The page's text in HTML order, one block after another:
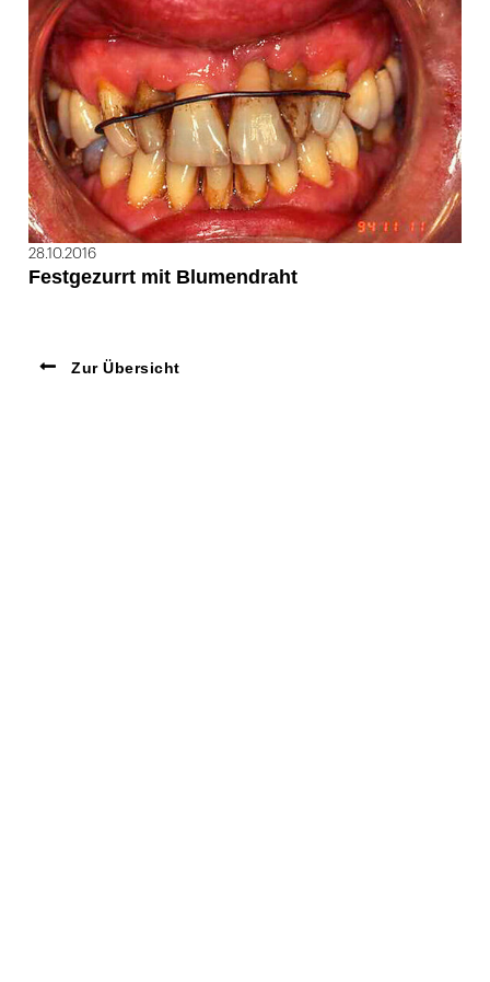
28.10.2016
Festgezurrt mit Blumendraht
Zur Übersicht